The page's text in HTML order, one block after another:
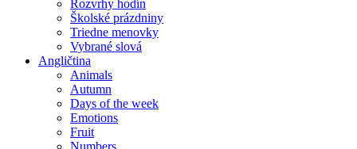
Rozvrhy hodín
Školské prázdniny
Triedne menovky
Vybrané slová
Angličtina
Animals
Autumn
Days of the week
Emotions
Fruit
Numbers